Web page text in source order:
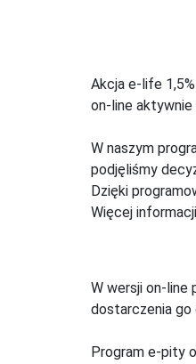
Akcja e-life
on-line
W naszym
podjęliśmy
Dzięki
Więcej
W wersji on-line
dostarczenia go
Program e-pity